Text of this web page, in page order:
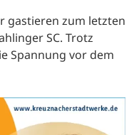
gastieren zum letzten
SC. Trotz
Spannung vor dem